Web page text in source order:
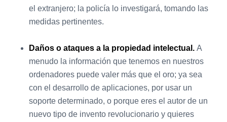
el extranjero; la policía lo investigará, tomando las
medidas pertinentes.
Daños o ataques a la propiedad intelectual. A
menudo la información que tenemos en nuestros
ordenadores puede valer más que el oro; ya sea
con el desarrollo de aplicaciones, por usar un
soporte determinado, o porque eres el autor de un
nuevo tipo de invento revolucionario y quieres